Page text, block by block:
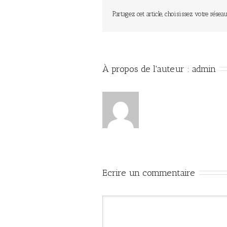
Partagez cet article, choisissez votre
À propos de l'auteur : admin
Ecrire un commentaire